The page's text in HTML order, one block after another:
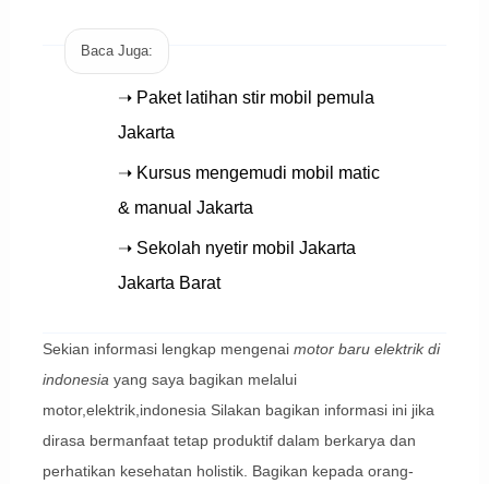
Baca Juga:
➝ Paket latihan stir mobil pemula
Jakarta
➝ Kursus mengemudi mobil matic
& manual Jakarta
➝ Sekolah nyetir mobil Jakarta
Jakarta Barat
Sekian informasi lengkap mengenai motor baru elektrik di
indonesia yang saya bagikan melalui
motor,elektrik,indonesia Silakan bagikan informasi ini jika
dirasa bermanfaat tetap produktif dalam berkarya dan
perhatikan kesehatan holistik. Bagikan kepada orang-